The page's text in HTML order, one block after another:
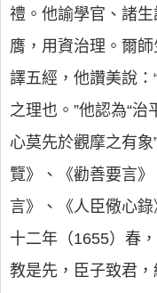
禮。他諭學官、諸
膺，用資治理。爾
譯五經，他讚美說
之理也。”他認為“
心莫先於觀摩之有
覽》、《勸善要言
言》、《人臣儆心
十二年（1655）春
教是先，臣子致君，